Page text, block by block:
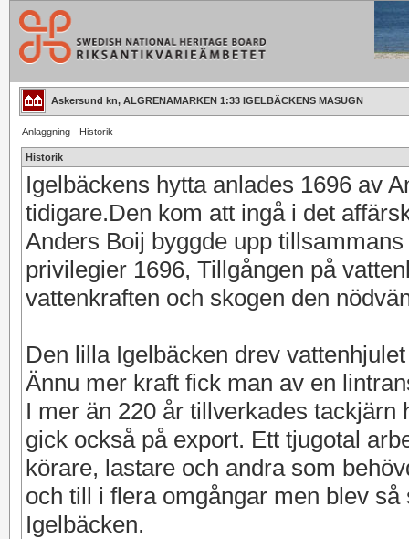
Askersund kn, ALGRENAMARKEN 1:33 IGELBÄCKENS MASUGN
Anlaggning - Historik
Historik
Igelbäckens hytta anlades 1696 av
tidigare.Den kom att ingå i det
Anders Boij byggde upp
privilegier 1696, Tillgången på
vattenkraften och skogen den
Den lilla Igelbäcken drev
Ännu mer kraft fick man av en
I mer än 220 år tillverkades
gick också på export. Ett tjugotal
körare, lastare och andra som
och till i flera omgångar men blev
Igelbäcken.